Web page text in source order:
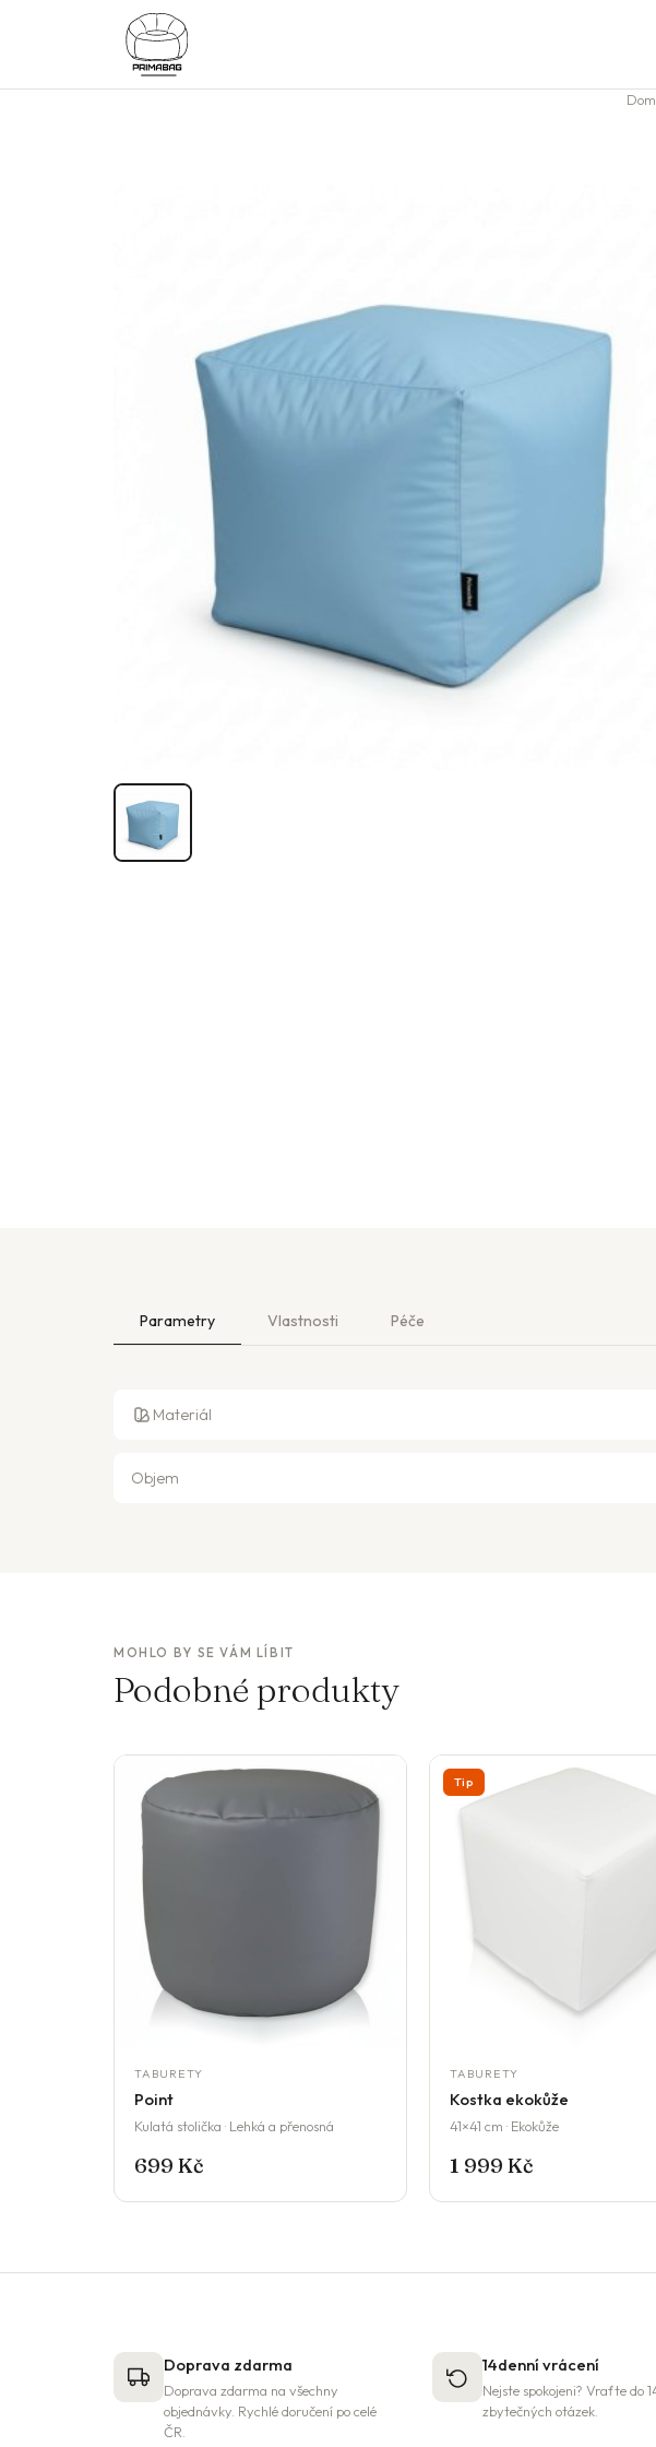
Parametry Vlastnosti Péče
Materiál
Objem
MOHLO BY SE VÁM LÍBIT
Podobné produkty
TABURETY
Point
Kulatá stolička · Lehká a přenosná
699 Kč
Tip
TABURETY
Kostka ekokůže
41×41 cm · Ekokůže
1 999 Kč
Doprava zdarma
Doprava zdarma na všechny
objednávky. Rychlé doručení po celé
ČR.
14denní vrácení
Nejste spokojeni? Vraťte do
zbytečných otázek.